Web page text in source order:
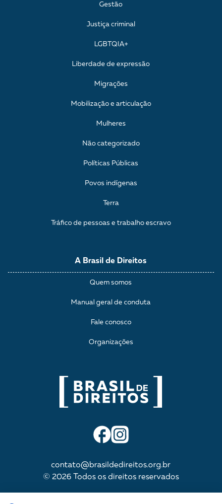
contato@brasildedireitos.org.br
© 2026 Todos os direitos reservados
A Brasil de Direitos
Quem somos
Manual geral de conduta
Fale conosco
Organizações
Gestão
Justiça criminal
LGBTQIA+
Liberdade de expressão
Migrações
Mobilização e articulação
Mulheres
Não categorizado
Políticas Públicas
Povos indígenas
Terra
Tráfico de pessoas e trabalho escravo